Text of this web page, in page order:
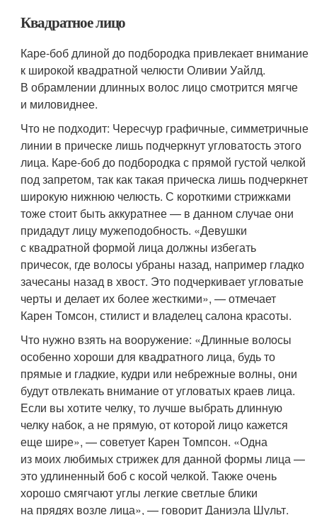
Квадратное лицо
Каре-боб длиной до подбородка привлекает внимание
к широкой квадратной челюсти Оливии Уайлд.
В обрамлении длинных волос лицо смотрится мягче
и миловиднее.
Что не подходит: Чересчур графичные, симметричные
линии в прическе лишь подчеркнут угловатость этого
лица. Каре-боб до подбородка с прямой густой челкой
под запретом, так как такая прическа лишь подчеркнет
широкую нижнюю челюсть. С короткими стрижками
тоже стоит быть аккуратнее — в данном случае они
придадут лицу мужеподобность. «Девушки
с квадратной формой лица должны избегать
причесок, где волосы убраны назад, например гладко
зачесаны назад в хвост. Это подчеркивает угловатые
черты и делает их более жесткими», — отмечает
Карен Томсон, стилист и владелец салона красоты.
Что нужно взять на вооружение: «Длинные волосы
особенно хороши для квадратного лица, будь то
прямые и гладкие, кудри или небрежные волны, они
будут отвлекать внимание от угловатых краев лица.
Если вы хотите челку, то лучше выбрать длинную
челку набок, а не прямую, от которой лицо кажется
еще шире», — советует Карен Томпсон. «Одна
из моих любимых стрижек для данной формы лица —
это удлиненный боб с косой челкой. Также очень
хорошо смягчают углы легкие светлые блики
на прядях возле лица», — говорит Даниэла Шульт.